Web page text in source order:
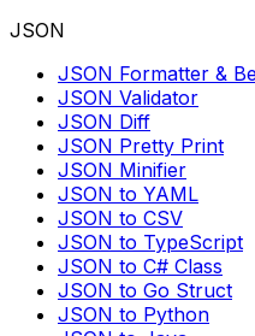
JSON
JSON Formatter &
JSON Validator
JSON Diff
JSON Pretty Print
JSON Minifier
JSON to YAML
JSON to CSV
JSON to TypeScript
JSON to C# Class
JSON to Go Struct
JSON to Python